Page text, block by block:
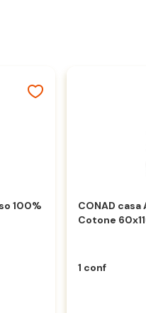
100%
CONAD
Cotone
1 conf